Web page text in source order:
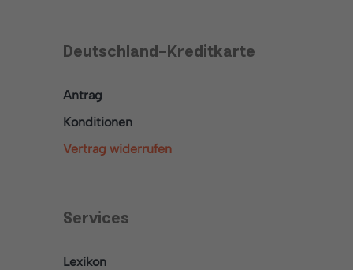
Deutschland-Kreditkarte
Antrag
Konditionen
Vertrag widerrufen
Services
Lexikon